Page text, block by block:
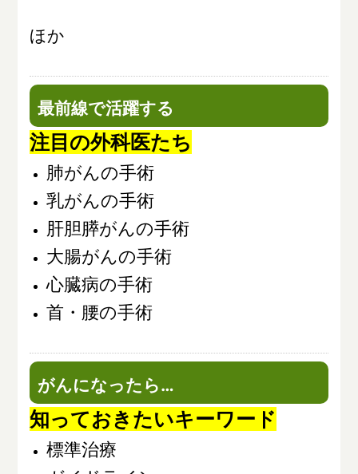
ほか
最前線で活躍する
注目の外科医たち
肺がんの手術
乳がんの手術
肝胆膵がんの手術
大腸がんの手術
心臓病の手術
首・腰の手術
がんになったら…
知っておきたいキーワード
標準治療